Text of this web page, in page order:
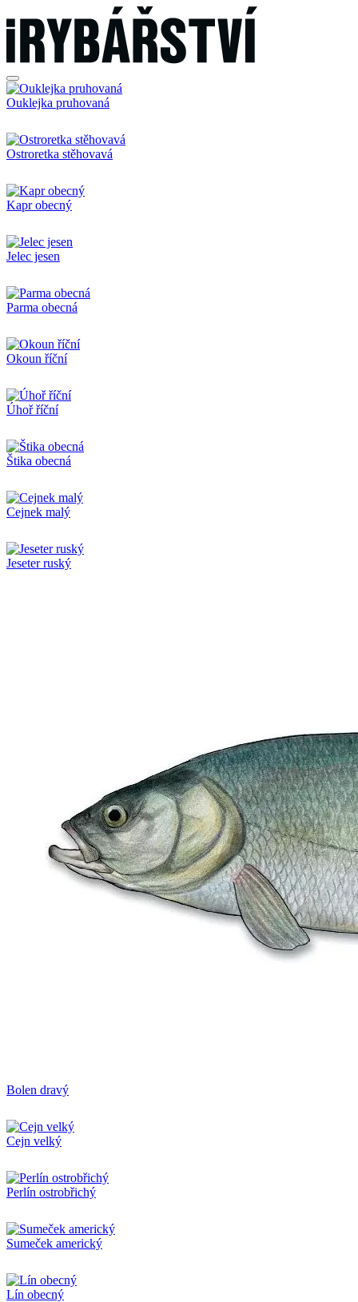
Ouklejka pruhovaná
Ostroretka stěhovavá
Kapr obecný
Jelec jesen
Parma obecná
Okoun říční
Úhoř říční
Štika obecná
Cejnek malý
Jeseter ruský
Bolen dravý
Cejn velký
Perlín ostrobřichý
Sumeček americký
Lín obecný